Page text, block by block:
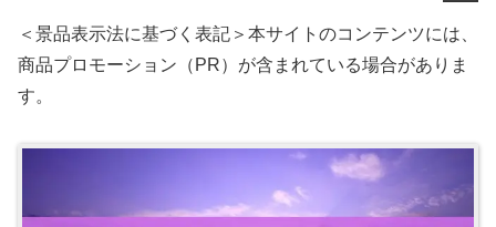
＜景品表示法に基づく表記＞本サイトのコンテンツには、
商品プロモーション（PR）が含まれている場合がありま
す。